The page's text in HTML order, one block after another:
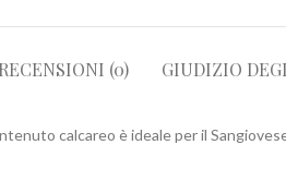
RECENSIONI (0) GIUDIZIO
calcareo è ideale per il